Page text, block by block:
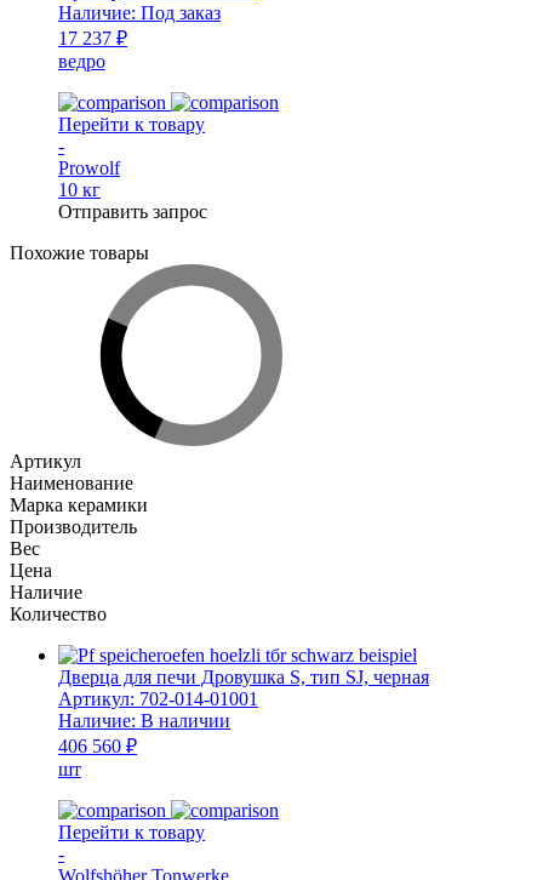
WT
Наличие: Под заказ
17 237 ₽
ведро
Перейти к товару
-
Prowolf
10 кг
Отправить запрос
Похожие товары
Артикул
Наименование
Марка керамики
Производитель
Вес
Цена
Наличие
Количество
Дверца для печи Дровушка S, тип SJ, черная
Артикул: 702-014-01001
Наличие: В наличии
406 560 ₽
шт
Перейти к товару
-
Wolfshöher Tonwerke